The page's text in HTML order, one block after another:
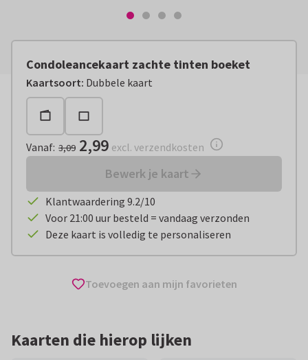
Condoleancekaart zachte tinten boeket
Kaartsoort: Dubbele kaart
Vanaf: € 2,99 excl. verzendkosten
Vanaf: 3,09 2,99 excl. verzendkosten
Bewerk je kaart
Klantwaardering 9.2/10
Voor 21:00 uur besteld = vandaag verzonden
Deze kaart is volledig te personaliseren
Toevoegen aan mijn favorieten
Kaarten die hierop lijken